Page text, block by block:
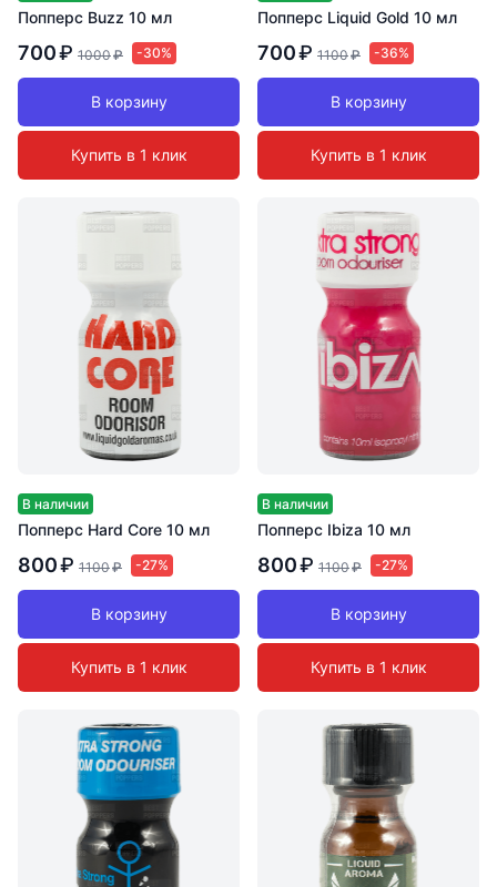
Попперс Buzz 10 мл
700₽ 1000₽ -30%
В корзину
Купить в 1 клик
Попперс Liquid Gold 10 мл
700₽ 1100₽ -36%
В корзину
Купить в 1 клик
В наличии
Попперс Hard Core 10 мл
800₽ 1100₽ -27%
В корзину
Купить в 1 клик
В наличии
Попперс Ibiza 10 мл
800₽ 1100₽ -27%
В корзину
Купить в 1 клик